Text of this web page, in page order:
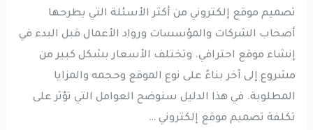
تصميم موقع إلكتروني من أكثر الأسئلة التي يطرحها
أصحاب الشركات والمؤسسات ورواد الأعمال قبل البدء في
إنشاء موقع احترافي. وتختلف الأسعار بشكل كبير من
مشروع إلى آخر بناءً على نوع الموقع وحجمه والمزايا
المطلوبة. في هذا الدليل سنوضح العوامل التي تؤثر على
تكلفة تصميم موقع إلكتروني …